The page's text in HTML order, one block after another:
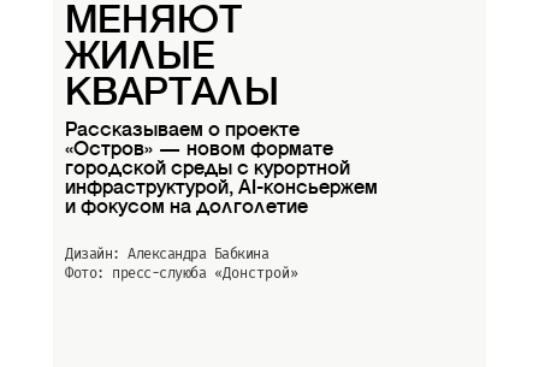
МЕНЯЮТ
ЖИЛЫЕ
КВАРТАЛЫ
Рассказываем о проекте
«Остров» — новом формате
городской среды с курортной
инфраструктурой, AI-консьержем
и фокусом на долголетие
Дизайн: Александра Бабкина
Фото: пресс-слуюба «Донстрой»